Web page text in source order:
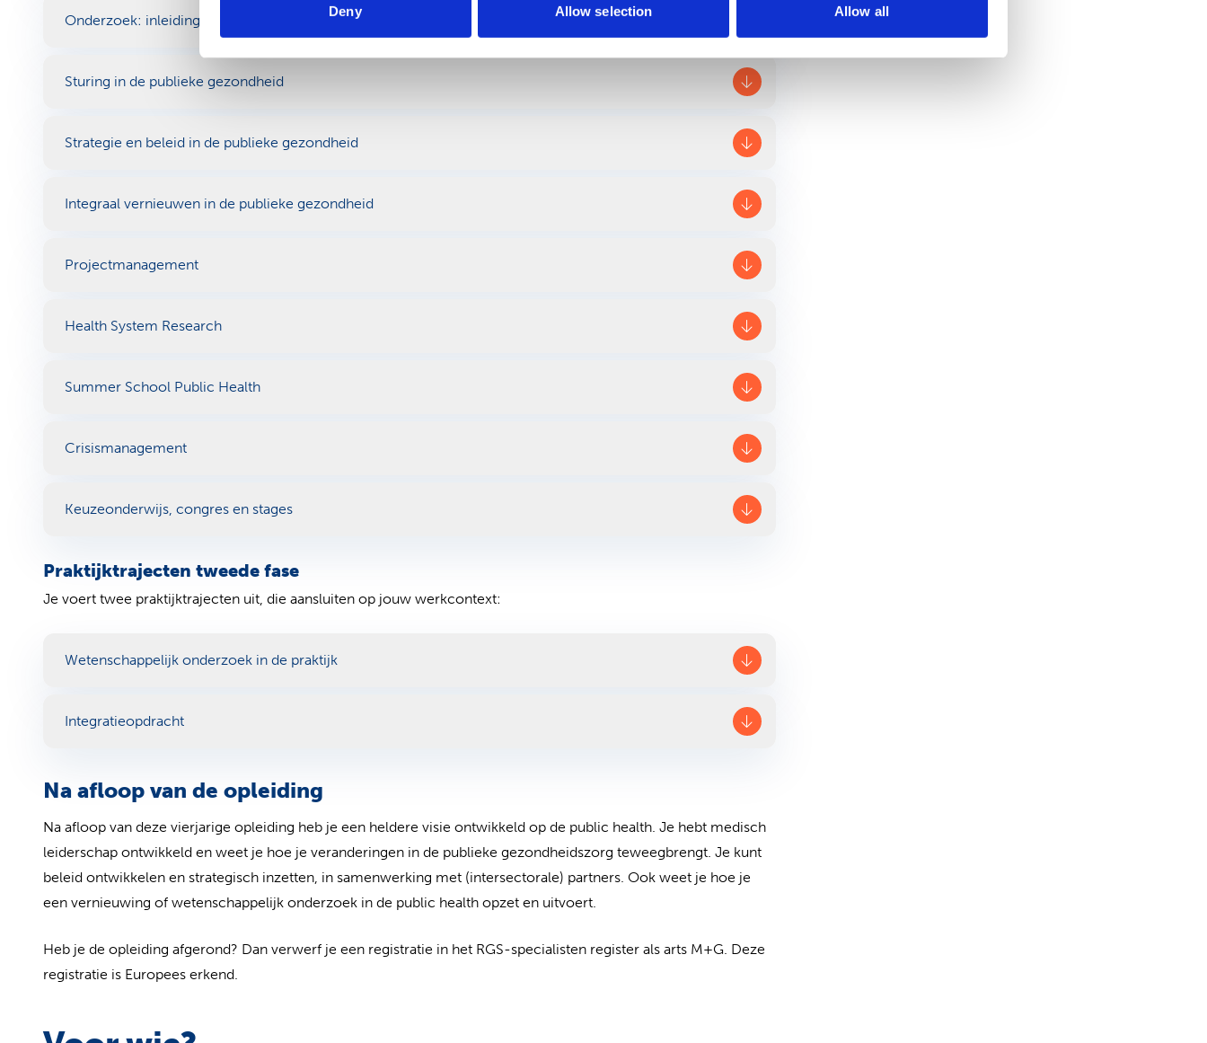
Deny Allow selection Allow all
Onderzoek: inleiding
Sturing in de publieke gezondheid
Strategie en beleid in de publieke gezondheid
Integraal vernieuwen in de publieke gezondheid
Projectmanagement
Health System Research
Summer School Public Health
Crisismanagement
Keuzeonderwijs, congres en stages
Praktijktrajecten tweede fase
Je voert twee praktijktrajecten uit, die aansluiten op jouw werkcontext:
Wetenschappelijk onderzoek in de praktijk
Integratieopdracht
Na afloop van de opleiding
Na afloop van deze vierjarige opleiding heb je een heldere visie ontwikkeld op de public health. Je hebt medisch
leiderschap ontwikkeld en weet je hoe je veranderingen in de publieke gezondheidszorg teweegbrengt. Je kunt
beleid ontwikkelen en strategisch inzetten, in samenwerking met (intersectorale) partners. Ook weet je hoe je
een vernieuwing of wetenschappelijk onderzoek in de public health opzet en uitvoert.
Heb je de opleiding afgerond? Dan verwerf je een registratie in het RGS-specialisten register als arts M+G. Deze
registratie is Europees erkend.